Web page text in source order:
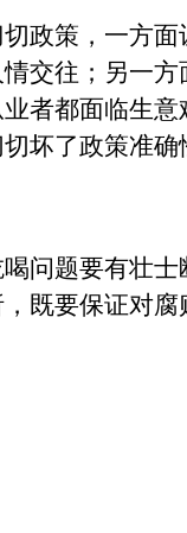
切政策，一方面
交往；另一方
者都面临生
坏了政策准确
问题要有壮
既要保证对腐